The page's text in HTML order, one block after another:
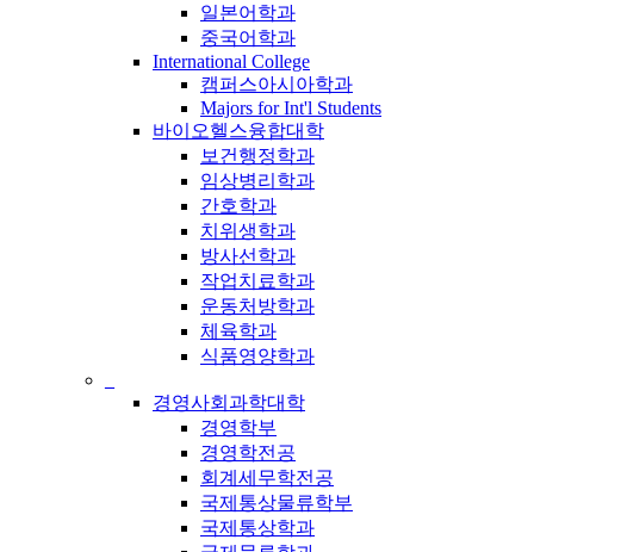
일본어학과
중국어학과
International College
캠퍼스아시아학과
Majors for Int'l Students
바이오헬스융합대학
보건행정학과
임상병리학과
간호학과
치위생학과
방사선학과
작업치료학과
운동처방학과
체육학과
식품영양학과
경영사회과학대학
경영학부
경영학전공
회계세무학전공
국제통상물류학부
국제통상학과